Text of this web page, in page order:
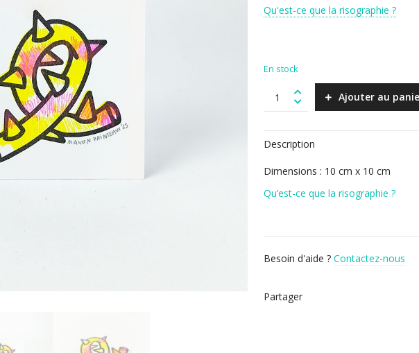
Qu'est-ce que la risographie ?
En stock
quantity
Ajouter au
Description
Dimensions : 10 cm x 10 cm
Qu’est-ce que la risographie ?
Besoin d'aide ? Contactez-nous
Partager